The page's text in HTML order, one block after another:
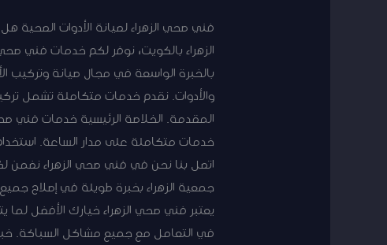
فني صحي الزهراء لصيانة الأدوات
الزهراء بالكويت، نوفر لكم خدمات فني
بالخبرة الواسعة في مجال صيانة وتركيب
والأدوات. نقدم خدمات متكاملة تشمل
المقدمة. الخلاصة الرئيسية خدمات فني
خدمات متكاملة على مدار الساعة.
اتصل بنا نحن في فني صحي الزهراء نضمن
جمعية الزهراء بخبرة طويلة في إصلاح
يعتبر فني صحي الزهراء خيارك الأفضل لما
في التعامل مع جميع مشاكل السباكة.